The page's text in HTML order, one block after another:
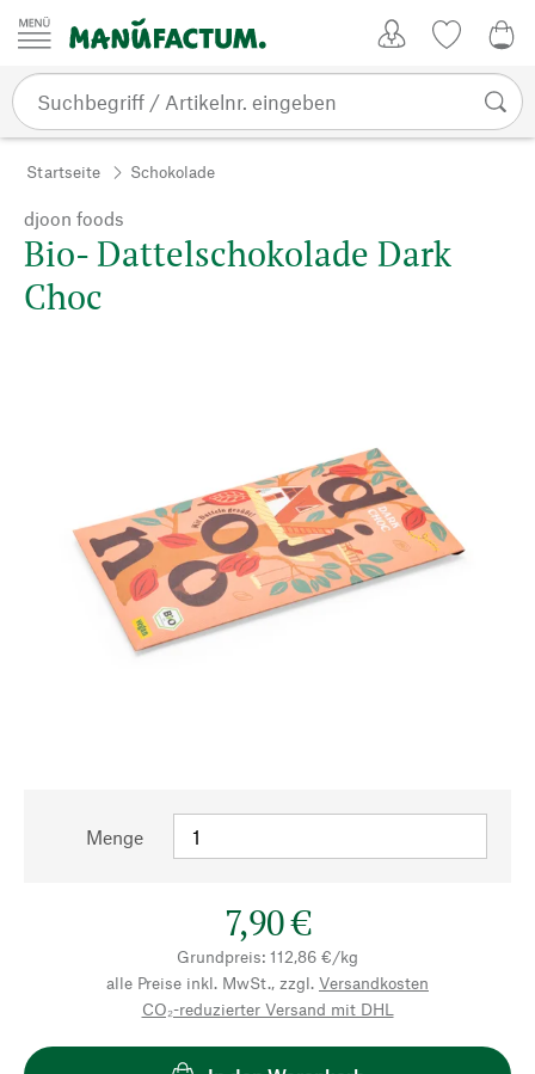
Zum Inhalt springen
Startseite Schokolade
djoon foods
Bio- Dattelschokolade Dark
Choc
Menge
7,90 €
Grundpreis: 112,86 €/kg
alle Preise inkl. MwSt., zzgl. Versandkosten
CO₂-reduzierter Versand mit DHL